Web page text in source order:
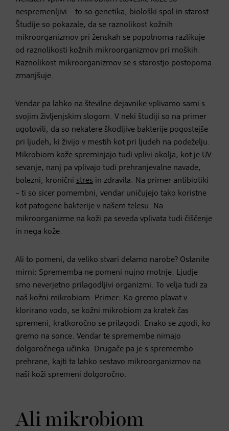
nespremenljivi – to so genetika, biološki spol in starost.
Študije so pokazale, da se raznolikost kožnih
mikroorganizmov pri ženskah se popolnoma razlikuje
od raznolikosti kožnih mikroorganizmov pri moških.
Raznolikost mikroorganizmov se s starostjo postopoma
zmanjšuje.
Vendar pa lahko na številne dejavnike vplivamo sami s
svojim življenjskim slogom. V neki študiji so na primer
ugotovili, da so nekatere škodljive bakterije pogostejše
pri ljudeh, ki živijo v mestih kot pri ljudeh na podeželju.
Mikrobiom kože spreminjajo tudi vplivi okolja, kot je UV-
sevanje, nanj pa vplivajo tudi prehranjevalne navade,
bolezni, kronični stres in zdravila. Na primer antibiotiki
– ti so sicer pomembni, vendar uničujejo tako koristne
kot patogene bakterije v našem telesu. Na
mikroorganizme na koži pa seveda vplivata tudi čiščenje
in nega kože.
Ali to pomeni, da veliko stvari delamo narobe? Ostanite
mirni: Sprememba ne pomeni nujno motnje. Ljudje
smo neverjetno prilagodljivi organizmi. To velja tudi za
naš kožni mikrobiom. Primer: Ko gremo plavat v
klorirano vodo, se kožni mikrobiom za kratek čas
spremeni, kratkoročno se prilagodi. Enako se zgodi, ko
gremo na sonce. Vendar te spremembe nimajo
dolgoročnega učinka. Drugače pa je s spremembo
prehrane, kajti ta lahko sestavo mikroorganizmov na
naši koži spremeni dolgoročno.
Ali mikrobiom